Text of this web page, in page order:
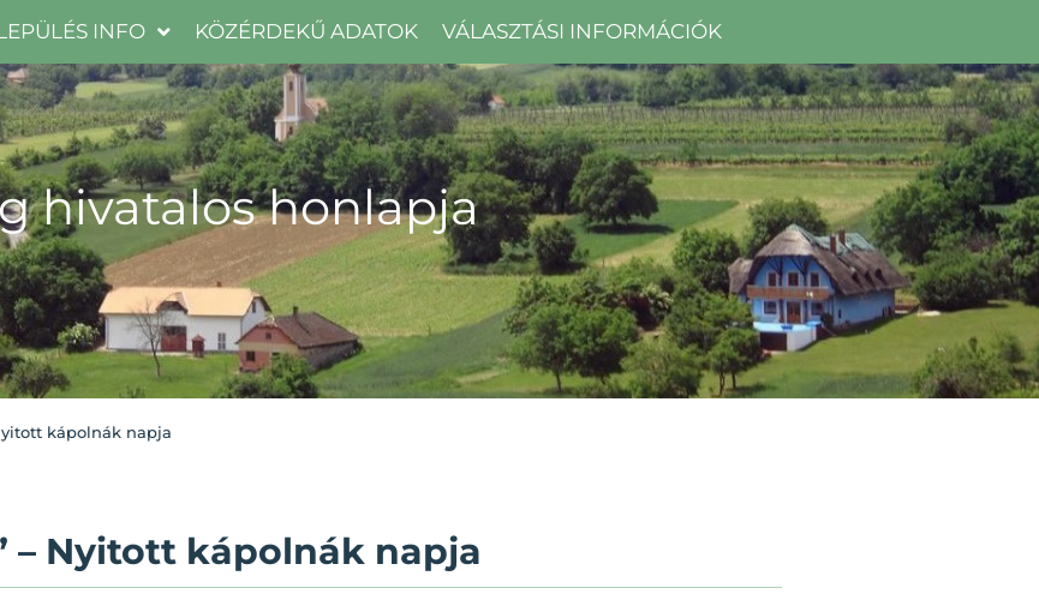
INFO KÖZÉRDEKŰ ADATOK VÁLASZTÁSI INFORMÁCIÓK
hivatalos honlapja
kápolnák napja
– Nyitott kápolnák napja